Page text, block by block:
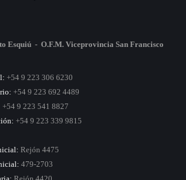
Esquiú - O.F.M. Viceprovincia San Francisco
+54 9 223 306 6230
+54 9 223 692 4489
+54 9 223 541 8827
+54 9 223 339 9815
Rejón 4475
479-2703